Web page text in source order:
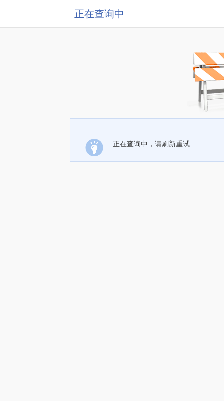
正在查询中
正在查询中，请刷新重试